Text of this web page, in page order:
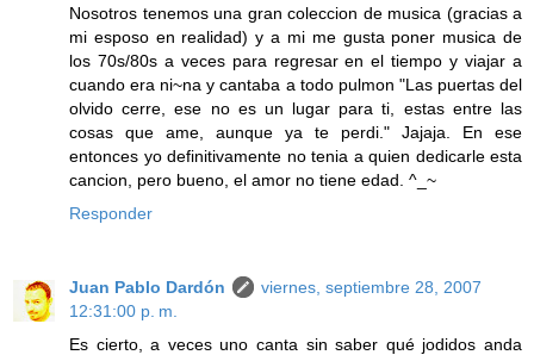
Nosotros tenemos una gran coleccion de musica (gracias a
mi esposo en realidad) y a mi me gusta poner musica de
los 70s/80s a veces para regresar en el tiempo y viajar a
cuando era ni~na y cantaba a todo pulmon "Las puertas del
olvido cerre, ese no es un lugar para ti, estas entre las
cosas que ame, aunque ya te perdi." Jajaja. En ese
entonces yo definitivamente no tenia a quien dedicarle esta
cancion, pero bueno, el amor no tiene edad. ^_~
Responder
Juan Pablo Dardón
viernes, septiembre 28, 2007
12:31:00 p. m.
Es cierto, a veces uno canta sin saber qué jodidos anda